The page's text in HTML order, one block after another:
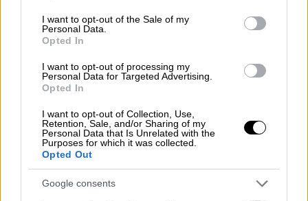
consent section.
I want to opt-out of the Sale of my
Personal Data.
Opted In
I want to opt-out of processing my
Personal Data for Targeted Advertising.
Opted In
I want to opt-out of Collection, Use,
Retention, Sale, and/or Sharing of my
Personal Data that Is Unrelated with the
Purposes for which it was collected.
Opted Out
Google consents